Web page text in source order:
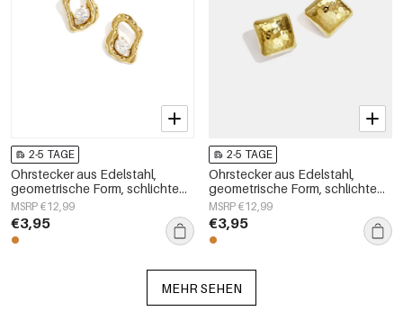
2-5 TAGE
Ohrstecker aus Edelstahl,
geometrische Form, schlichte
Alltags-Serie, Damenschmuck
MSRP €12,99
€3,95
2-5 TAGE
Ohrstecker aus Edelstahl,
geometrische Form, schlichte
Alltags-Serie, Damenschmuck
MSRP €12,99
€3,95
MEHR SEHEN